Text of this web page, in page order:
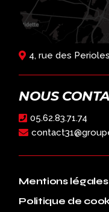
4, rue des
NOUS
05.62.83.71.74
Mentions légales
Politique de